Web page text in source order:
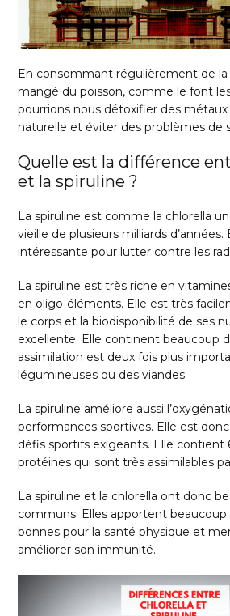
En consommant régulièrement de la
mangé du poisson, comme le font
pourrions nous détoxifier des
naturelle et éviter des problèmes de
Quelle est la différence
et la spiruline ?
La spiruline est comme la chlorella
vieille de plusieurs milliards d’années.
intéressante pour lutter contre les
La spiruline est très riche en
en oligo-éléments. Elle est très
le corps et la biodisponibilité de ses
excellente. Elle continent beaucoup
assimilation est deux fois plus
légumineuses ou des viandes.
La spiruline améliore aussi
performances sportives. Elle est
défis sportifs exigeants. Elle contient
protéines qui sont très assimilables
La spiruline et la chlorella ont donc
communs. Elles apportent
bonnes pour la santé physique et
améliorer son immunité.